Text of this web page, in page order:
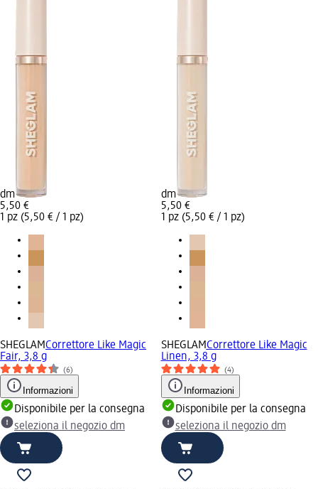
dm
5,50 €
1 pz (5,50 € / 1 pz)
SHEGLAMCorrettore Like Magic
Fair, 3,8 g
(6)
Informazioni
Disponibile per la consegna
seleziona il negozio dm
dm
5,50 €
1 pz (5,50 € / 1 pz)
SHEGLAMCorrettore Like Magic
Linen, 3,8 g
(4)
Informazioni
Disponibile per la consegna
seleziona il negozio dm